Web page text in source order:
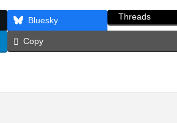
Bluesky Threads
Copy